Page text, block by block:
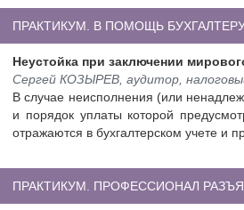
ПРАКТИКУМ. В ПОМОЩЬ
Неустойка при заключении
Сергей КОЗЫРЕВ, аудитор,
В случае неисполнения (или
и порядок уплаты которой
отражаются в бухгалтерском учете и
ПРАКТИКУМ. ПРОФЕССИОНАЛ